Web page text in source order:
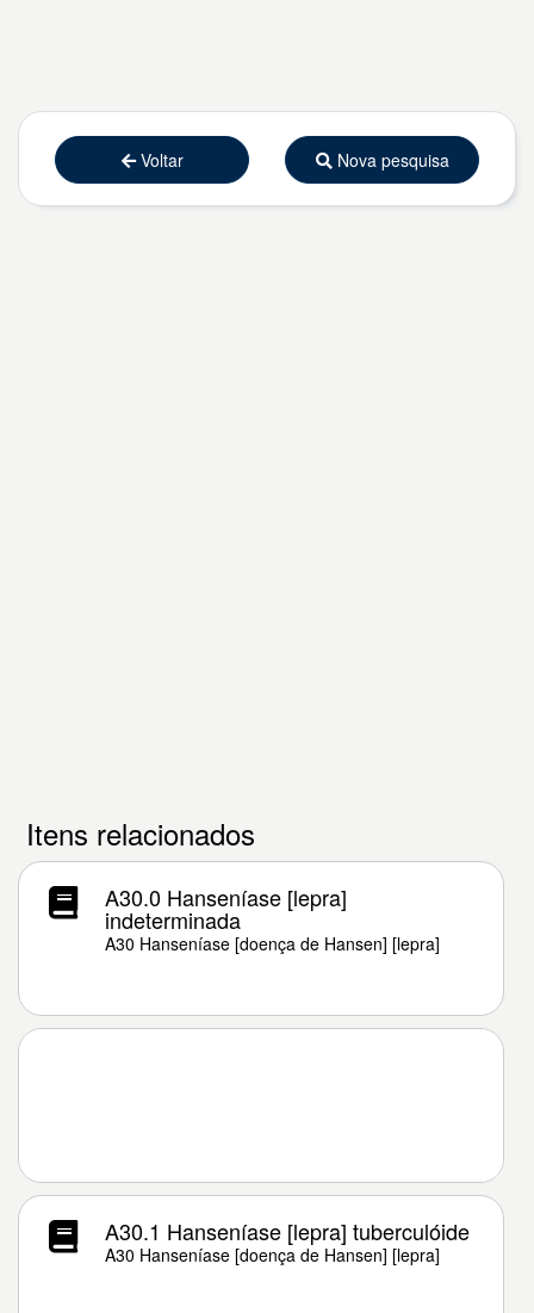
Voltar Nova pesquisa
Itens relacionados
A30.0 Hanseníase [lepra]
indeterminada
A30 Hanseníase [doença de Hansen] [lepra]
A30.1 Hanseníase [lepra] tuberculóide
A30 Hanseníase [doença de Hansen] [lepra]